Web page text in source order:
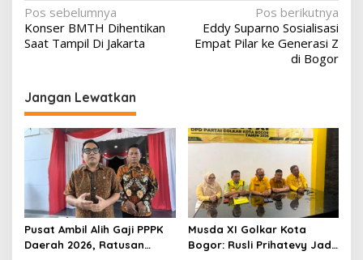
Navigasi
pos
Pos sebelumnya
Konser BMTH Dihentikan
Saat Tampil Di Jakarta
Pos berikutnya
Eddy Suparno Sosialisasi
Empat Pilar ke Generasi Z
di Bogor
Jangan Lewatkan
Pusat Ambil Alih Gaji PPPK
Daerah 2026, Ratusan
Musda XI Golkar Kota
Bogor: Rusli Prihatevy Jadi